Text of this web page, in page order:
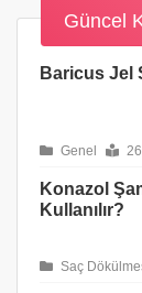
Güncel
Baricus Jel
Genel
Konazol
Kullanılır?
Saç